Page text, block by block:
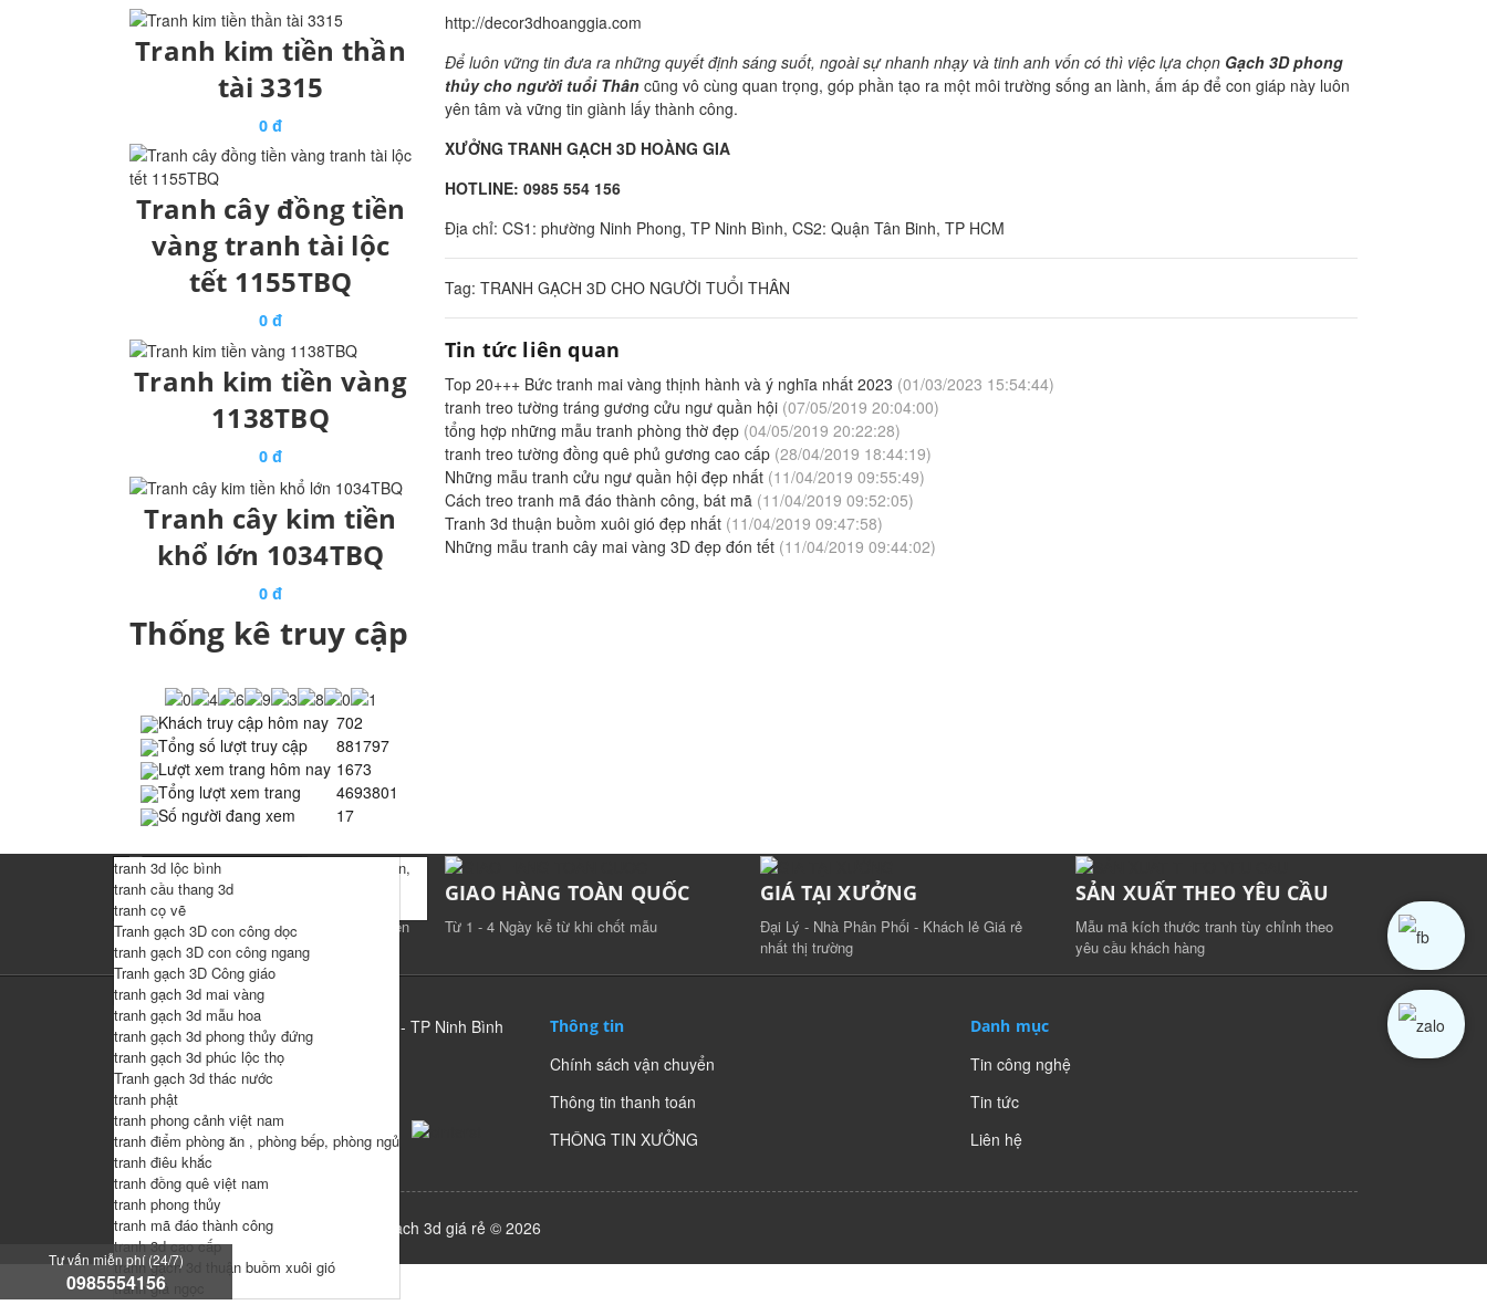
http://decor3dhoanggia.com
Để luôn vững tin đưa ra những quyết định sáng suốt, ngoài sự nhanh nhạy và tinh anh vốn có thì việc lựa chọn Gạch 3D phong
thủy cho người tuổi Thân cũng vô cùng quan trọng, góp phần tạo ra một môi trường sống an lành, ấm áp để con giáp này luôn
yên tâm và vững tin giành lấy thành công.
XƯỞNG TRANH GẠCH 3D HOÀNG GIA
HOTLINE: 0985 554 156
Địa chỉ: CS1: phường Ninh Phong, TP Ninh Bình, CS2: Quận Tân Binh, TP HCM
Tag: TRANH GẠCH 3D CHO NGƯỜI TUỔI THÂN
Tin tức liên quan
Top 20+++ Bức tranh mai vàng thịnh hành và ý nghĩa nhất 2023 (01/03/2023 15:54:44)
tranh treo tường tráng gương cửu ngư quần hội (07/05/2019 20:04:00)
tổng hợp những mẫu tranh phòng thờ đẹp (04/05/2019 20:22:28)
tranh treo tường đồng quê phủ gương cao cấp (28/04/2019 18:44:19)
Những mẫu tranh cửu ngư quần hội đẹp nhất (11/04/2019 09:55:49)
Cách treo tranh mã đáo thành công, bát mã (11/04/2019 09:52:05)
Tranh 3d thuận buồm xuôi gió đẹp nhất (11/04/2019 09:47:58)
Những mẫu tranh cây mai vàng 3D đẹp đón tết (11/04/2019 09:44:02)
Tranh 3d cửu ngư quần hội , tranh 3d hoa sen,
tranh 3d cá chép
tranh treo tường đồng quê
tranh gạch 3d cá chép
tranh gạch 3d phòng khách
tranh gạch 3d phòng thờ
tranh phòng khách
tranh Bác Hồ
Tranh Bản Đồ Thế Giới
Tranh Chữ Thư Pháp
tranh kim tiền , cây mai vàng
Tranh phòng thờ
Tranh tứ quý
Tranh Vạn Lý Trường Thành
họa tiết nổi 3d
tranh hiện đại - tranh dài
tranh treo tường phù điêu bộ 3
tranh 3d lộc bình
tranh cầu thang 3d
tranh cọ vẽ
Tranh gạch 3D con công dọc
tranh gạch 3D con công ngang
Tranh gạch 3D Công giáo
tranh gạch 3d mai vàng
tranh gạch 3d mẫu hoa
tranh gạch 3d phong thủy đứng
tranh gạch 3d phúc lộc thọ
Tranh gạch 3d thác nước
tranh phật
tranh phong cảnh việt nam
tranh điểm phòng ăn , phòng bếp, phòng ngủ
tranh điêu khắc
tranh đồng quê việt nam
tranh phong thủy
tranh mã đáo thành công
tranh 3d cao cấp
tranh gạch 3d thuận buồm xuôi gió
tranh giả ngọc
Tranh kim tiền thần
tài 3315
0 đ
Tranh cây đồng tiền
vàng tranh tài lộc
tết 1155TBQ
0 đ
Tranh kim tiền vàng
1138TBQ
0 đ
Tranh cây kim tiền
khổ lớn 1034TBQ
0 đ
Thống kê truy cập
Khách truy cập hôm nay 702
Tổng số lượt truy cập
881797
Lượt xem trang hôm nay 1673
Tổng lượt xem trang
4693801
Số người đang xem
17
CHẤT LƯỢNG CAO
Máy móc công nghệ cao ,đội ngũ nhân viên
chuyên nghiệp
GIAO HÀNG TOÀN QUỐC
Từ 1 - 4 Ngày kể từ khi chốt mẫu
GIÁ TẠI XƯỞNG
Đại Lý - Nhà Phân Phối - Khách lẻ Giá rẻ
nhất thị trường
SẢN XUẤT THEO YÊU CẦU
Mẫu mã kích thước tranh tùy chỉnh theo
yêu cầu khách hàng
Địa chỉ:Khu công nghiệp Ninh Phong - TP Ninh Bình
Điện thoại:0985554156
Email:
Thông tin
Chính sách vận chuyển
Thông tin thanh toán
THÔNG TIN XƯỞNG
Danh mục
Tin công nghệ
Tin tức
Liên hệ
Bản quyền thuộc về xưởng in tranh gạch 3d giá rẻ © 2026
Tư vấn miễn phí (24/7)
0985554156